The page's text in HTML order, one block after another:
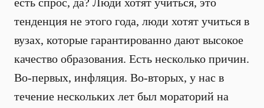
тенденция не этого года, люди хотят учиться в
вузах, которые гарантированно дают высокое
качество образования. Есть несколько причин.
Во-первых, инфляция. Во-вторых, у нас в
течение нескольких лет был мораторий на